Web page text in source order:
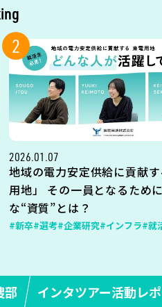
2
2026.01.07
地域の電力安定供給に貢献
用地」 その一員となるため
な“資質”とは？
#新卒#選考#企業研究#インフラ#就
部 インタツアー活動レポ